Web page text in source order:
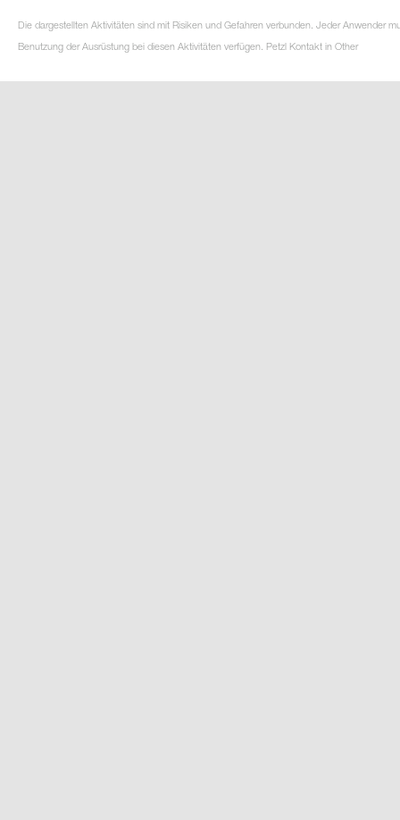
Die dargestellten Aktivitäten sind mit Risiken und Gefahren verbunden. Jeder Anwender
Benutzung der Ausrüstung bei diesen Aktivitäten verfügen. Petzl Kontakt in Other